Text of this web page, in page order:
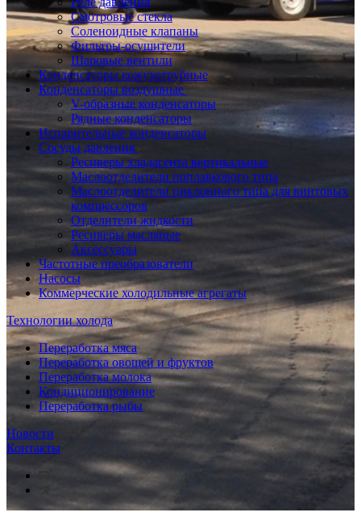
Смотровые стекла
Соленоидные клапаны
Фильтры-осушители
Шаровые вентили
Конденсаторы кожухотрубные
Конденсаторы воздушные
V-образные конденсаторы
Рядные конденсаторы
Испарительные конденсаторы
Сосуды давления
Ресиверы хладагента вертикальные
Маслоотделители поплавкового типа
Маслоотделители циклонного типа для винтовых
компрессоров
Отделители жидкости
Ресиверы масляные
Аксессуары
Частотные преобразователи
Насосы
Коммерческие холодильные агрегаты
Технологии холода
Переработка мяса
Переработка овощей и фруктов
Переработка молока
Кондиционирование
Переработка рыбы
Новости
Контакты